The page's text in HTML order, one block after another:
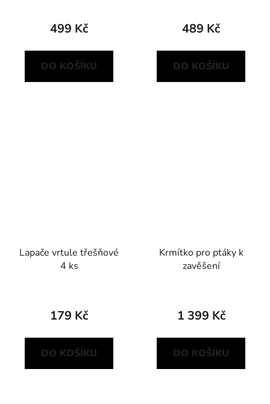
499 Kč
DO KOŠÍKU
489 Kč
DO KOŠÍKU
Lapače vrtule třešňové
4 ks
179 Kč
DO KOŠÍKU
Krmítko pro ptáky k
zavěšení
1 399 Kč
DO KOŠÍKU